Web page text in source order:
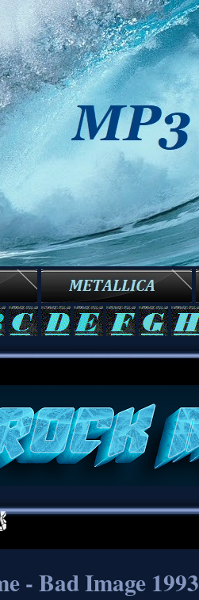
- Bad Image 1993